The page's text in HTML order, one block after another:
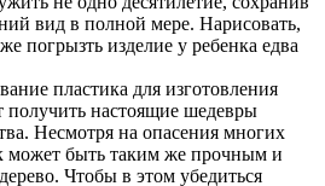
вид в полной мере. Нарисовать,
погрызть изделие у ребенка едва
пластика для изготовления
получить настоящие шедевры
Несмотря на опасения многих
может быть таким же прочным и
Чтобы в этом убедиться